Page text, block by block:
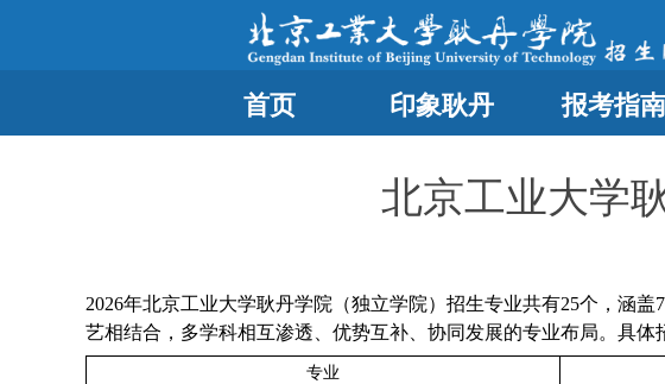
首页 印象耿丹 报考指南
北京工业大学
2026年北京工业大学耿丹学院（独立学院）招生专业共有25个，涵
艺相结合，多学科相互渗透、优势互补、协同发展的专业布局。具体
专业